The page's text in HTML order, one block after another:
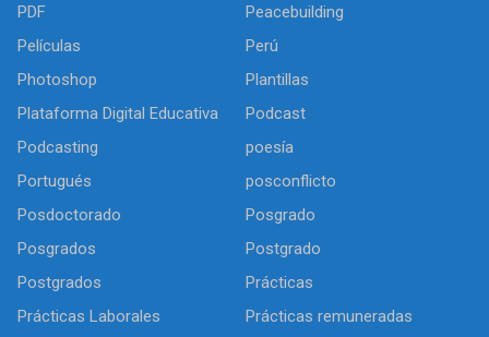
PDF
Peacebuilding
Películas
Perú
Photoshop
Plantillas
Plataforma Digital Educativa
Podcast
Podcasting
poesía
Portugués
posconflicto
Posdoctorado
Posgrado
Posgrados
Postgrado
Postgrados
Prácticas
Prácticas Laborales
Prácticas remuneradas